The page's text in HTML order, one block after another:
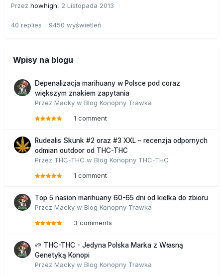
Przez howhigh, 2 Listopada 2013
40 replies 9450 wyświetleń
Wpisy na blogu
Depenalizacja marihuany w Polsce pod coraz
większym znakiem zapytania
Przez Macky w Blog Konopny Trawka
1 comment
Rudealis Skunk #2 oraz #3 XXL – recenzja odpornych
odmian outdoor od THC-THC
Przez THC-THC w Blog Konopny THC-THC
1 comment
Top 5 nasion marihuany 60-65 dni od kiełka do zbioru
Przez Macky w Blog Konopny Trawka
3 comments
🌱 THC-THC - Jedyna Polska Marka z Własną
Genetyką Konopi
Przez Macky w Blog Konopny Trawka